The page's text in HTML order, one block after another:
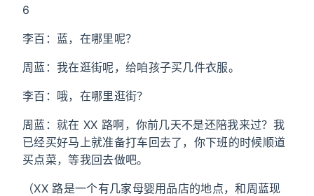
6
李百：蓝，在哪里呢？
周蓝：我在逛街呢，给咱孩子买几件衣服。
李百：哦，在哪里逛街？
周蓝：就在 XX 路啊，你前几天不是还陪我来过？我
已经买好马上就准备打车回去了，你下班的时候顺道
买点菜，等我回去做吧。
（XX 路是一个有几家母婴用品店的地点，和周蓝现